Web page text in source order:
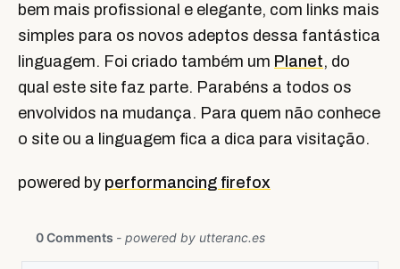
bem mais profissional e elegante, com links mais
simples para os novos adeptos dessa fantástica
linguagem. Foi criado também um Planet, do
qual este site faz parte. Parabéns a todos os
envolvidos na mudança. Para quem não conhece
o site ou a linguagem fica a dica para visitação.
powered by performancing firefox